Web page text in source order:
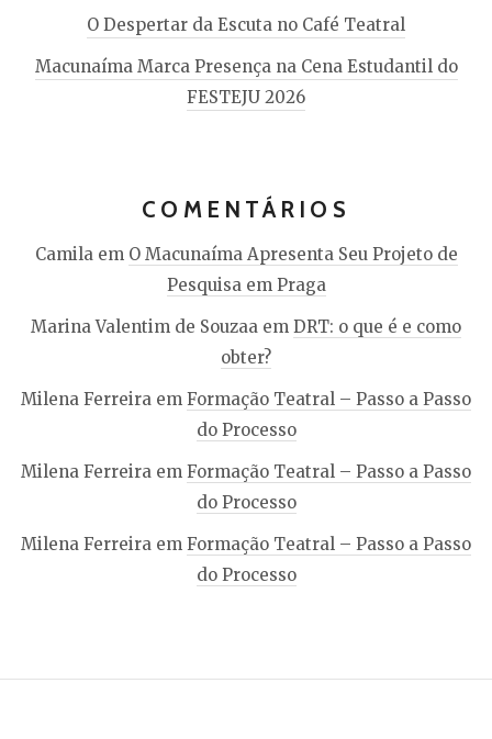
O Despertar da Escuta no Café Teatral
Macunaíma Marca Presença na Cena Estudantil do
FESTEJU 2026
COMENTÁRIOS
Camilaem O Macunaíma Apresenta Seu Projeto de
Pesquisa em Praga
Marina Valentim de Souzaa em DRT: o que é e como
obter?
Milena Ferreira em Formação Teatral – Passo a Passo
do Processo
Milena Ferreira em Formação Teatral – Passo a Passo
do Processo
Milena Ferreira em Formação Teatral – Passo a Passo
do Processo